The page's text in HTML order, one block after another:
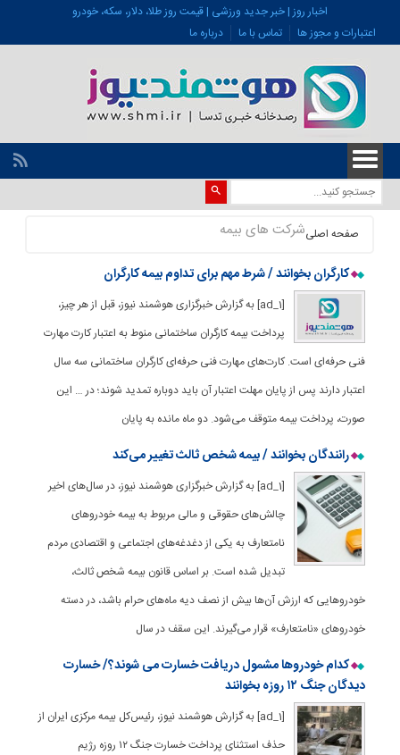
اخبار روز | خبر جدید ورزشی | قیمت روز طلا، دلار، سکه، خودرو
اعتبارات و مجوز ها
تماس با ما درباره ما
صفحه اصلیشرکت های بیمه
کارگران بخوانند / شرط مهم برای تداوم بیمه کارگران
[ad_1] به گزارش خبرگزاری هوشمند نیوز، قبل از هر چیز،
پرداخت بیمه کارگران ساختمانی منوط به اعتبار کارت مهارت
فنی حرفه‌ای است. کارت‌های مهارت فنی حرفه‌ای کارگران ساختمانی سه سال
اعتبار دارند پس از پایان مهلت اعتبار آن باید دوباره تمدید شوند؛ در … این
صورت، پرداخت بیمه متوقف می‌شود. دو ماه مانده به پایان
رانندگان بخوانند / بیمه شخص ثالث تغییر می‌کند
[ad_1] به گزارش خبرگزاری هوشمند نیوز، در سال‌های اخیر
چالش‌های حقوقی و مالی مربوط به بیمه خودروهای
نامتعارف به یکی از دغدغه‌های اجتماعی و اقتصادی مردم
تبدیل شده است. بر اساس قانون بیمه شخص ثالث،
خودروهایی که ارزش آن‌ها بیش از نصف دیه ماه‌های حرام باشد، در دسته
خودروهای «نامتعارف» قرار می‌گیرند. این سقف در سال
کدام خودروها مشمول دریافت خسارت می شوند؟/ خسارت‌
دیدگان جنگ ۱۲ روزه بخوانند
[ad_1] به گزارش هوشمند نیوز، رئیس‌کل بیمه مرکزی ایران از
حذف استثنای پرداخت خسارت جنگ ۱۲ روزه رژیم